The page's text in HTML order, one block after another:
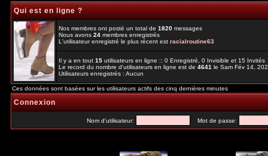
Qui est en ligne ?
Nos membres ont posté un total de1820messages
Nous avons24membres enregistrés
L'utilisateur enregistré le plus récent estracialroutine63
Il y a en tout15utilisateurs en ligne :: 0 Enregistré, 0 Invisible et 15
Le record du nombre d'utilisateurs en ligne est de4641le Sam Fév 14,
Utilisateurs enregistrés : Aucun
Ces données sont basées sur les utilisateurs actifs des cinq dernières minutes
Connexion
Nom d'utilisateur: Mot de passe: